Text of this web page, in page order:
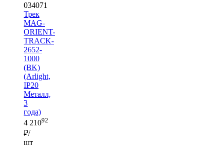
034071
Трек
MAG-
ORIENT-
TRACK-
2652-
1000
(BK)
(Arlight,
IP20
Металл,
3
года)
4 21092
₽/
шт